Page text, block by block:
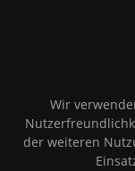
Wir
der weiteren